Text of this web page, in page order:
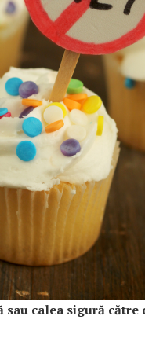
sau calea sigură către